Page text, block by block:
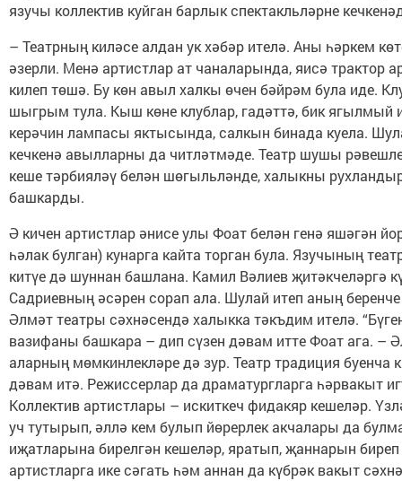
язучы коллектив куйган барлык спектакльләрне
– Театрның киләсе алдан ук хәбәр ителә. Аны һәркем
әзерли. Менә артистлар ат чаналарында, яисә трактор
килеп төшә. Бу көн авыл халкы өчен бәйрәм була иде.
шыгрым тула. Кыш көне клублар, гадәттә, бик ягылмый
керәчин лампасы яктысында, салкын бинада куела.
кечкенә авылларны да читләтмәде. Театр шушы
кеше тәрбияләү белән шөгыльләнде, халыкны
башкарды.
Ә кичен артистлар әнисе улы Фоат белән генә яшәгән
һәлак булган) кунарга кайта торган була. Язучының
китүе дә шуннан башлана. Камил Вәлиев җитәкчеләргә
Садриевның әсәрен сорап ала. Шулай итеп аның
Әлмәт театры сәхнәсендә халыкка тәкъдим ителә.
вазифаны башкара – дип сүзен дәвам итте Фоат ага. –
аларның мөмкинлекләре дә зур. Театр традиция буенча
дәвам итә. Режиссерлар да драматургларга һәрвакыт
Коллектив артистлары – искиткеч фидакяр кешеләр.
уч тутырып, әллә кем булып йөрерлек акчалары да
иҗатларына бирелгән кешеләр, яратып, җаннарын
артистларга ике сәгать һәм аннан да күбрәк вакыт